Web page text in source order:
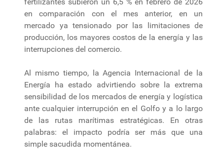
en comparación con el mes anterior, en un
mercado ya tensionado por las limitaciones de
producción, los mayores costos de la energía y las
interrupciones del comercio.
Al mismo tiempo, la Agencia Internacional de la
Energía ha estado advirtiendo sobre la extrema
sensibilidad de los mercados de energía y logística
ante cualquier interrupción en el Golfo y a lo largo
de las rutas marítimas estratégicas. En otras
palabras: el impacto podría ser más que una
simple sacudida momentánea.